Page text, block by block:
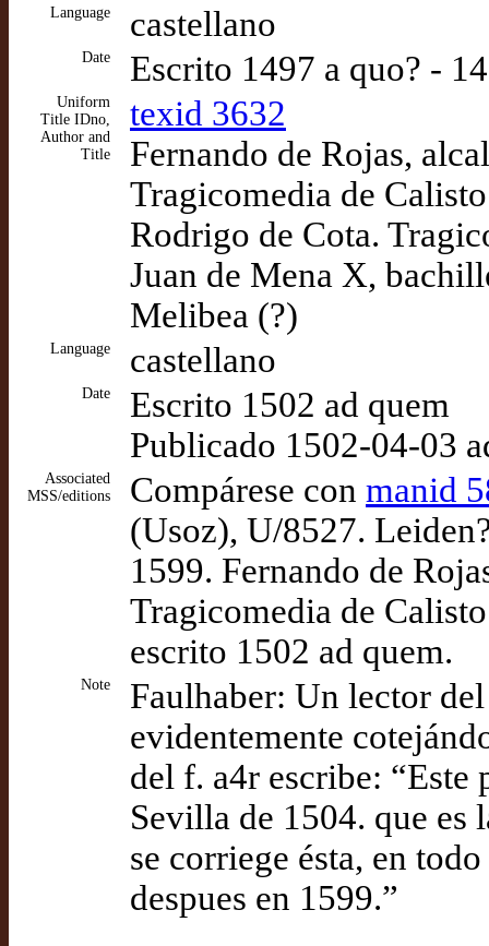
Language castellano
Date Escrito 1497 a quo? -
Uniform
Title IDno,
Author and
Title
texid 3632
Fernando de Rojas,
Tragicomedia de
Rodrigo de Cota.
Juan de Mena X,
Melibea (?)
Language castellano
Date
Escrito 1502 ad quem
Publicado 1502-04-03
Associated
MSS/editions
Compárese con manid
(Usoz), U/8527.
1599. Fernando de
Tragicomedia de
escrito 1502 ad quem.
Note
Faulhaber: Un lector
evidentemente
del f. a4r escribe:
Sevilla de 1504. que es
se corriege ésta, en
despues en 1599.”